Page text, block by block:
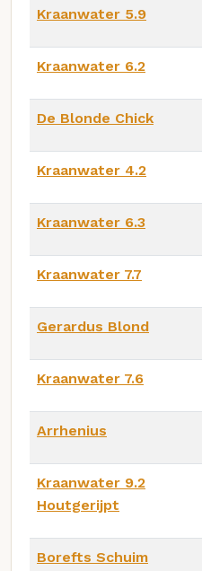
Kraanwater 5.9
Kraanwater 6.2
De Blonde Chick
Kraanwater 4.2
Kraanwater 6.3
Kraanwater 7.7
Gerardus Blond
Kraanwater 7.6
Arrhenius
Kraanwater 9.2
Houtgerijpt
Borefts Schuim